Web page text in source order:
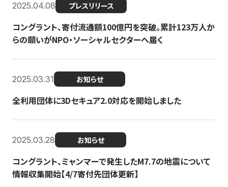
2025.04.08 プレスリリース
コングラント、寄付流通額100億円を突破。累計123万人か
らの願いがNPO・ソーシャルセクターへ届く
2025.03.31 お知らせ
全利用団体に3Dセキュア2.0対応を開始しました
2025.03.28 お知らせ
コングラント、ミャンマーで発生したM7.7の地震について
情報収集開始【4/7寄付先団体更新】